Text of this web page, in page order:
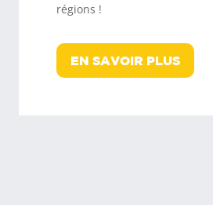
régions !
EN SAVOIR PLUS